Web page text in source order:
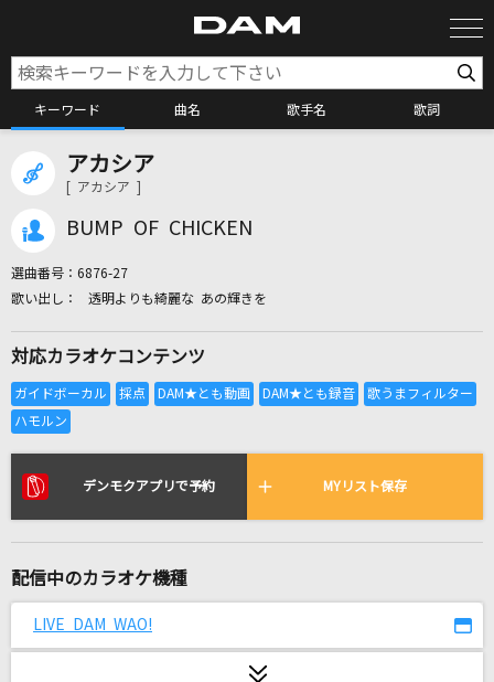
キーワード 曲名 歌手名 歌詞
全国りれき
リアルタイムで歌われている曲の一覧
[生音]TRUE LOVE
立ち上がリーヨ(TVサイズ)
T-Pistonz
不思議(ビデオクリップバージョン)
アカシア
[ アカシア ]
BUMP OF CHICKEN
選曲番号： 6876-27
透明よりも綺麗な あの輝きを
対応カラオケコンテンツ
デンモクアプリで予約 MYリスト保存
配信中のカラオケ機種
LIVE DAM WAO!